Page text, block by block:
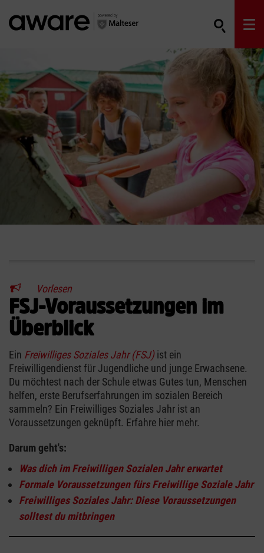
Vorlesen
FSJ-Voraussetzungen im
Überblick
Ein Freiwilliges Soziales Jahr (FSJ) ist ein
Freiwilligendienst für Jugendliche und junge Erwachsene.
Du möchtest nach der Schule etwas Gutes tun, Menschen
helfen, erste Berufserfahrungen im sozialen Bereich
sammeln? Ein Freiwilliges Soziales Jahr ist an
Voraussetzungen geknüpft. Erfahre hier mehr.
Darum geht's:
Was dich im Freiwilligen Sozialen Jahr erwartet
Formale Voraussetzungen fürs Freiwillige Soziale Jahr
Freiwilliges Soziales Jahr: Diese Voraussetzungen
solltest du mitbringen